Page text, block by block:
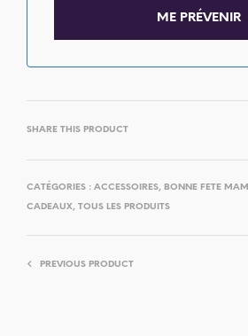
SHARE THIS PRODUCT
CATÉGORIES : ACCESSOIRES, BONNE FETE
CADEAUX, TOUS LES PRODUITS
PREVIOUS PRODUCT